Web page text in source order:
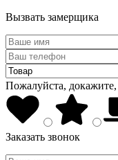
Вызвать замерщика
Пожалуйста,
Заказать звонок